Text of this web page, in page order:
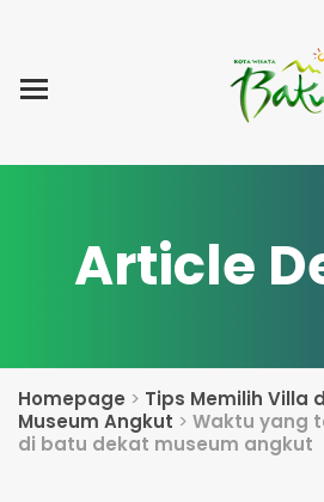
Blog Post
Article
Homepage > Tips Memilih Villa
Museum Angkut > Waktu yang
di batu dekat museum angkut